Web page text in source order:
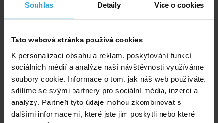
Souhlas Detaily Více o cookies
Tato webová stránka používá cookies
K personalizaci obsahu a reklam, poskytování funkcí
sociálních médií a analýze naší návštěvnosti využíváme
soubory cookie. Informace o tom, jak náš web používáte,
sdílíme se svými partnery pro sociální média, inzerci a
analýzy. Partneři tyto údaje mohou zkombinovat s
dalšími informacemi, které jste jim poskytli nebo které
73,55 Kč bez DPH 89,- Kč
Do košíku
Zeptej se prodavače
Podrobný popis